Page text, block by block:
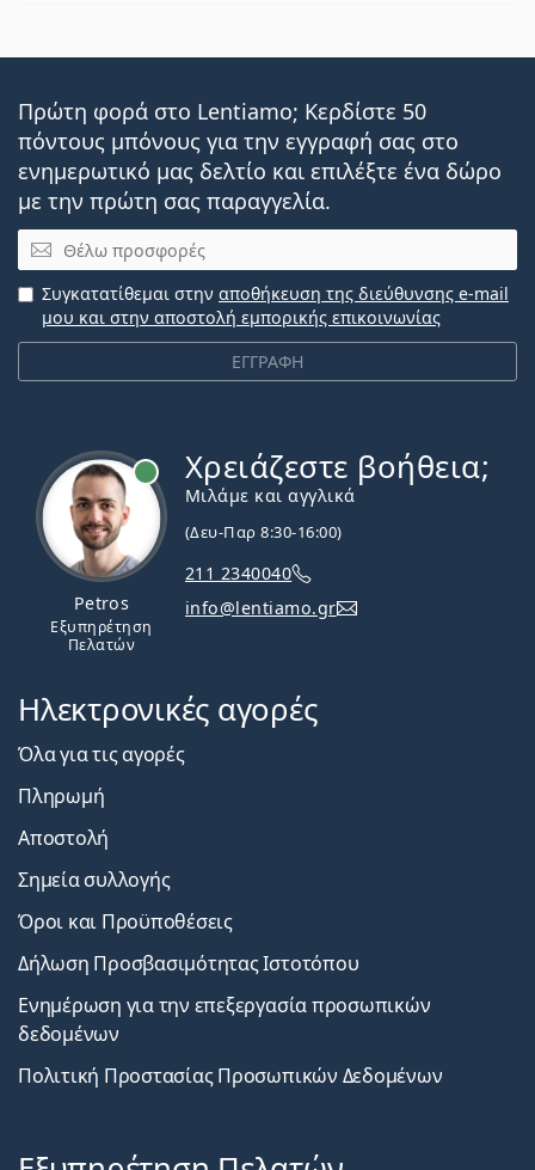
Πρώτη φορά στο Lentiamo; Κερδίστε 50
πόντους μπόνους για την εγγραφή σας στο
ενημερωτικό μας δελτίο και επιλέξτε ένα δώρο
με την πρώτη σας παραγγελία.
Email
ΕΓΓΡΑΦΗ
Συγκατατίθεμαι στην αποθήκευση της διεύθυνσης e-mail
μου και στην αποστολή εμπορικής επικοινωνίας
Petros
Εξυπηρέτηση
Πελατών
Χρειάζεστε βοήθεια;
Μιλάμε και αγγλικά
(Δευ-Παρ 8:30-16:00)
211 2340040
info@lentiamo.gr
Ηλεκτρονικές αγορές
Όλα για τις αγορές
Πληρωμή
Αποστολή
Σημεία συλλογής
Όροι και Προϋποθέσεις
Δήλωση Προσβασιμότητας Ιστοτόπου
Ενημέρωση για την επεξεργασία προσωπικών
δεδομένων
Πολιτική Προστασίας Προσωπικών Δεδομένων